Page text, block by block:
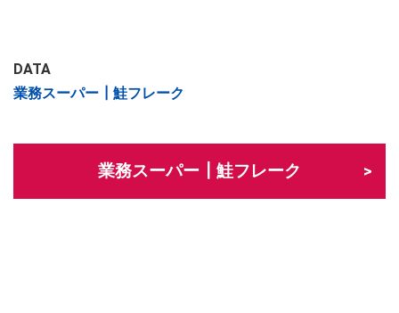
DATA
業務スーパー┃鮭フレーク
業務スーパー┃鮭フレーク